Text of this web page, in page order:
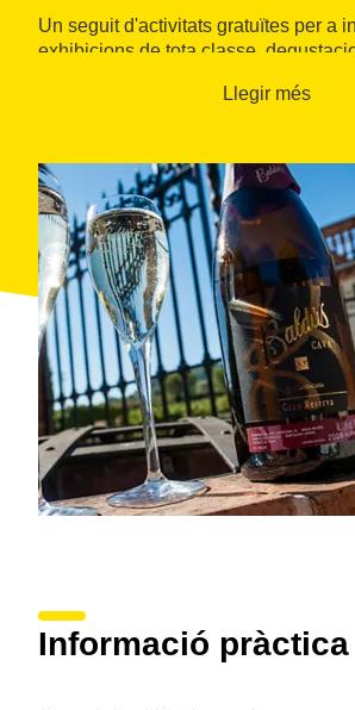
Un seguit d'activitats gratuïtes per a
exhibicions de tota classe,
esmorzar i dinar complementen la
Llegir més
Informació pràctica